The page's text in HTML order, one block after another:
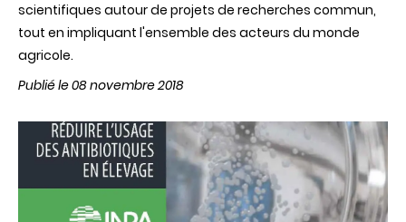
scientifiques autour de projets de recherches commun,
tout en impliquant l'ensemble des acteurs du monde
agricole.
Publié le 08 novembre 2018